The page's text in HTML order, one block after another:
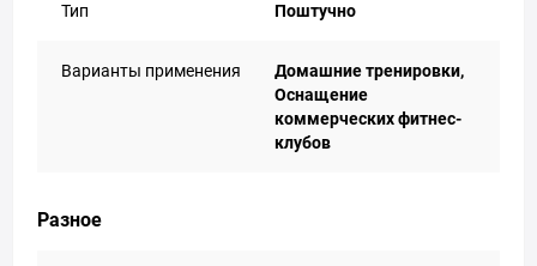
Тип Поштучно
Варианты применения
Домашние тренировки,
Оснащение
коммерческих фитнес-
клубов
Разное